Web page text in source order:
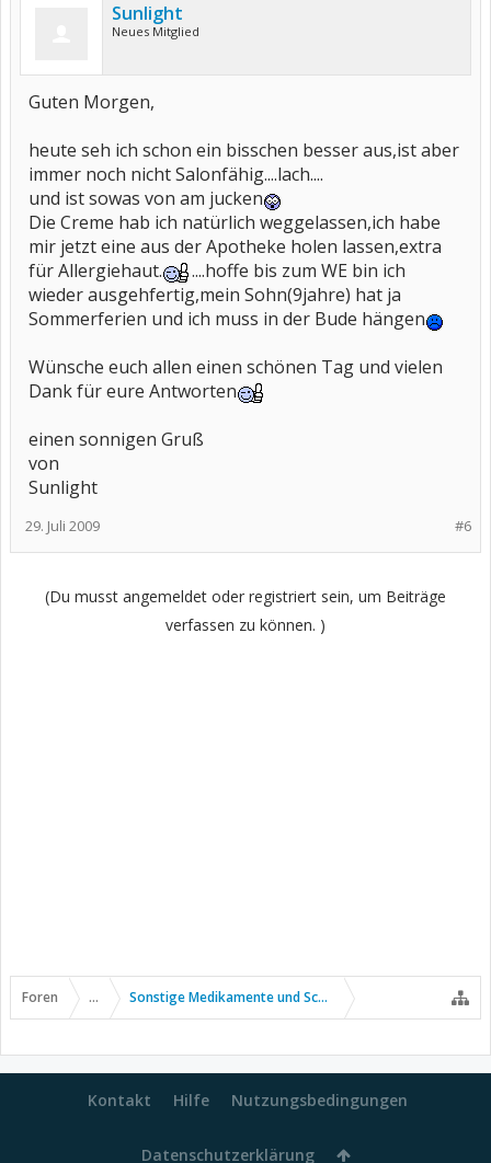
Sunlight
Neues Mitglied
Guten Morgen,
heute seh ich schon ein bisschen besser aus,ist aber
immer noch nicht Salonfähig....lach....
und ist sowas von am jucken
Die Creme hab ich natürlich weggelassen,ich habe
mir jetzt eine aus der Apotheke holen lassen,extra
für Allergiehaut.
....hoffe bis zum WE bin ich
wieder ausgehfertig,mein Sohn(9jahre) hat ja
Sommerferien und ich muss in der Bude hängen
Wünsche euch allen einen schönen Tag und vielen
Dank für eure Antworten
einen sonnigen Gruß
von
Sunlight
#6
29. Juli 2009
(Du musst angemeldet oder registriert sein, um Beiträge
verfassen zu können. )
Foren ... Sonstige Medikamente und Schmerztherapie
Kontakt Hilfe Nutzungsbedingungen
Datenschutzerklärung